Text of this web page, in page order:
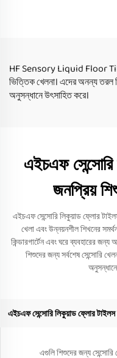
HF Sensory Liquid Floor
ভিত্তিক খেলনা। এদের অনন্য
অনুসন্ধানে উৎসাহিত করে।
এইচএফ
জনপ্রিয়
এইচএফ সেন্সোরি লিকুয়াড ফ্লোর
খেলা এবং উন্নয়নশীল শিখনের
কিন্ডারগার্টেন এবং ঘরে ব্যবহারের
শিশুদের জন্য সর্বশেষ সেন্সোরি
এইচএফ সেন্সোরি লিকুয়াড ফ্লোর
এগুলি শিশুদের জন্য